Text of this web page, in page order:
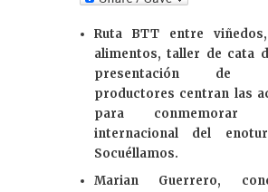
k
e
dI
n
Ruta BTT entre
alimentos, taller de cata
presentación de
productores centran las
para
internacional del
Socuéllamos.
Marian Guerrero,